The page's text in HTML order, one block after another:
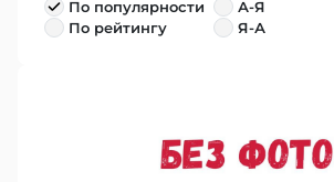
По популярности
По рейтингу
А-Я
Я-А